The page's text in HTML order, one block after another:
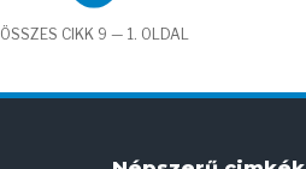
ÖSSZES CIKK 9 — 1. OLDAL